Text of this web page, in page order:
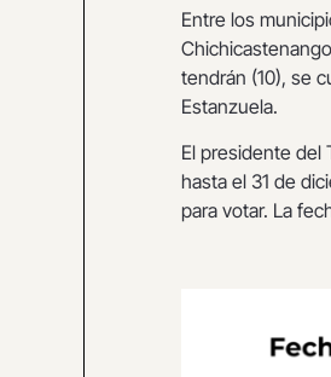
Entre los
tendrán (10), se
Estanzuela.
El presidente del
hasta el 31 de
para votar. La